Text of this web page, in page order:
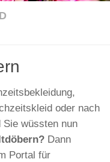
oder nach
Sie wüssten nun
Dann
Portal für